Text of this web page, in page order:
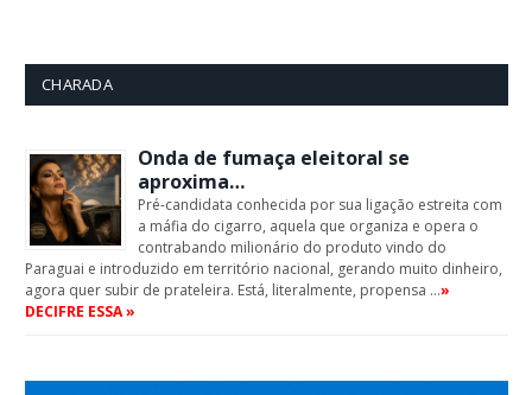
CHARADA
Onda de fumaça eleitoral se
aproxima…
Pré-candidata conhecida por sua ligação estreita com
a máfia do cigarro, aquela que organiza e opera o
contrabando milionário do produto vindo do
Paraguai e introduzido em território nacional, gerando muito dinheiro,
agora quer subir de prateleira. Está, literalmente, propensa …»
DECIFRE ESSA »